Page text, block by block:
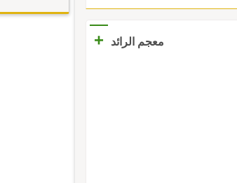
معجم الرائد +